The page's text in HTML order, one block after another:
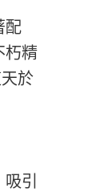
配
朽精
於
引